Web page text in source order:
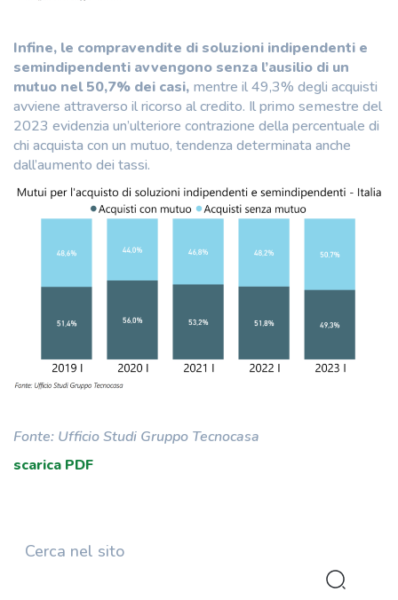
Infine, le compravendite di soluzioni indipendenti e
semindipendenti avvengono senza l’ausilio di un
mutuo nel 50,7% dei casi, mentre il 49,3% degli acquisti
avviene attraverso il ricorso al credito. Il primo semestre del
2023 evidenzia un’ulteriore contrazione della percentuale di
chi acquista con un mutuo, tendenza determinata anche
dall’aumento dei tassi.
Fonte: Ufficio Studi Gruppo Tecnocasa
scarica PDF
Cerca nel sito